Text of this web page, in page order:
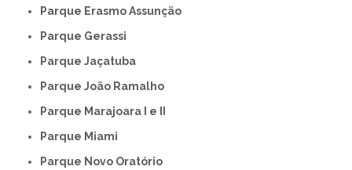
Parque Erasmo Assunção
Parque Gerassi
Parque Jaçatuba
Parque João Ramalho
Parque Marajoara I e II
Parque Miami
Parque Novo Oratório